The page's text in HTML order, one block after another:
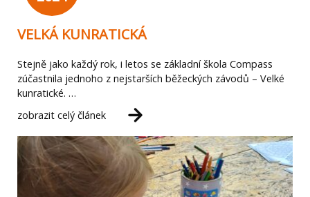
VELKÁ KUNRATICKÁ
Stejně jako každý rok, i letos se základní škola Compass
zúčastnila jednoho z nejstarších běžeckých závodů – Velké
kunratické. …
zobrazit celý článek